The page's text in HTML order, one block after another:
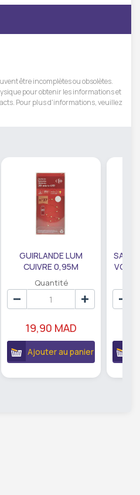
être incomplètes ou obsolètes.
pour obtenir les informations et
Pour plus d'informations, veuillez
GUIRLANDE LUM
CUIVRE 0,95M
DE79207
Quantité
19,90 MAD
Ajouter au panier